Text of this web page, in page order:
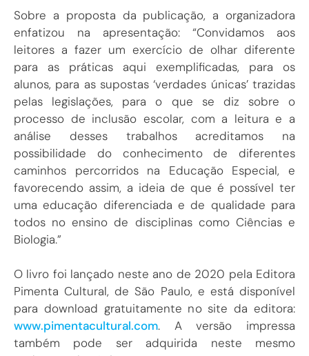
Sobre a proposta da publicação, a organizadora
enfatizou na apresentação: “Convidamos aos
leitores a fazer um exercício de olhar diferente
para as práticas aqui exemplificadas, para os
alunos, para as supostas ‘verdades únicas’ trazidas
pelas legislações, para o que se diz sobre o
processo de inclusão escolar, com a leitura e a
análise desses trabalhos acreditamos na
possibilidade do conhecimento de diferentes
caminhos percorridos na Educação Especial, e
favorecendo assim, a ideia de que é possível ter
uma educação diferenciada e de qualidade para
todos no ensino de disciplinas como Ciências e
Biologia.”
O livro foi lançado neste ano de 2020 pela Editora
Pimenta Cultural, de São Paulo, e está disponível
para download gratuitamente no site da editora:
www.pimentacultural.com. A versão impressa
também pode ser adquirida neste mesmo